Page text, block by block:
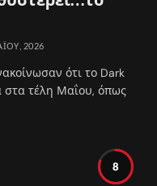
2026
ότι το Dark
στα τέλη Μαΐου, όπως
8